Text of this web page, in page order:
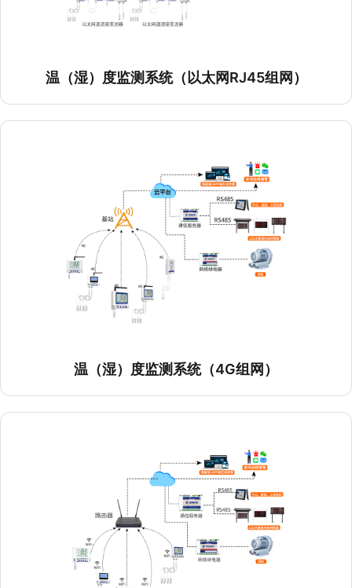
温（湿）度监测系统（WiFi组网）
温（湿）度监测系统（LoRa组网）